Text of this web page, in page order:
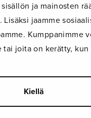
ja mainosten
Lisäksi jaamme
tai joita on kerätty,
Kiellä